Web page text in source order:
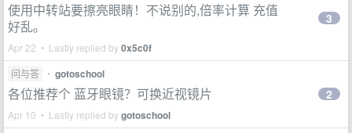
使用中转站要擦亮眼睛！不说别的,倍率计算 充值
好乱。
Apr 22 • Lastly replied by0x5c0f
3
问与答 • gotoschool
各位推荐个 蓝牙眼镜？可换近视镜片
Apr 10 • Lastly replied bygotoschool
2